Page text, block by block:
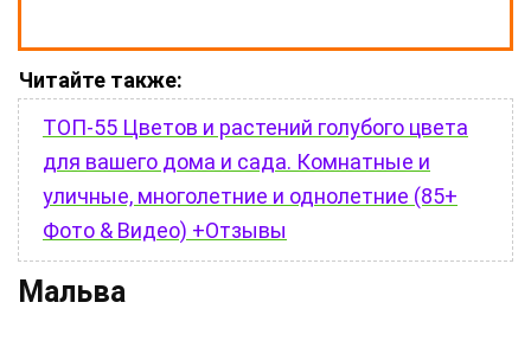
Читайте также:
ТОП-55 Цветов и растений голубого цвета
для вашего дома и сада. Комнатные и
уличные, многолетние и однолетние (85+
Фото & Видео) +Отзывы
Мальва